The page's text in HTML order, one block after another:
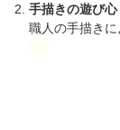
手描きの遊び心
職人の手描き